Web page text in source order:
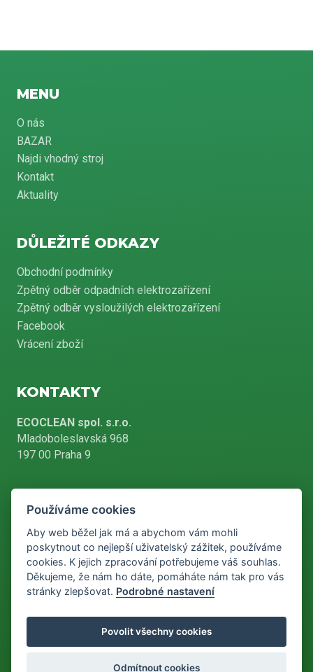
MENU
O nás
BAZAR
Najdi vhodný stroj
Kontakt
Aktuality
DŮLEŽITÉ ODKAZY
Obchodní podmínky
Zpětný odběr odpadních elektrozařízení
Zpětný odběr vysloužilých elektrozařízení
Facebook
Vrácení zboží
KONTAKTY
ECOCLEAN spol. s.r.o.
Mladoboleslavská 968
197 00 Praha 9
+420 226 804 900
info@ecoclean-praha.cz
Podle zákona o evidenci tržeb je prodávající povinen vystavit
kupujícímu účtenku. Zároveň je povinen zaevidovat přijatou tržbu u
správce daně online, v případě technického výpadku pak nejpozději
Používáme cookies
Aby web běžel jak má a abychom vám mohli
poskytnout co nejlepší uživatelský zážitek, používáme
cookies. K jejich zpracování potřebujeme váš souhlas.
Děkujeme, že nám ho dáte, pomáháte nám tak pro vás
stránky zlepšovat. Podrobné nastavení
Povolit všechny cookies
Odmítnout cookies